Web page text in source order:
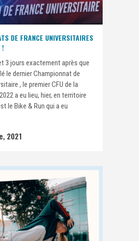
DE FRANCE UNIVERSITAIRES
!
3 jours exactement après que
le dernier Championnat de
, le premier CFU de la
a eu lieu, hier, en territoire
le Bike & Run qui a eu
2021